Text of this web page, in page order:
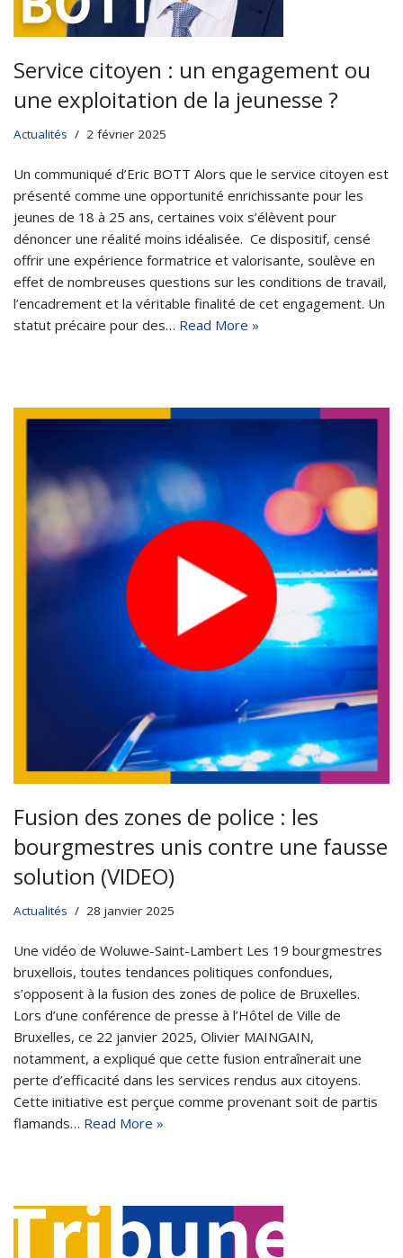
Service citoyen : un engagement ou
une exploitation de la jeunesse ?
Actualités 2 février 2025
Un communiqué d’Eric BOTT Alors que le service citoyen est
présenté comme une opportunité enrichissante pour les
jeunes de 18 à 25 ans, certaines voix s’élèvent pour
dénoncer une réalité moins idéalisée. Ce dispositif, censé
offrir une expérience formatrice et valorisante, soulève en
effet de nombreuses questions sur les conditions de travail,
l’encadrement et la véritable finalité de cet engagement. Un
statut précaire pour des… Read More »
Fusion des zones de police : les
bourgmestres unis contre une fausse
solution (VIDEO)
Actualités 28 janvier 2025
Une vidéo de Woluwe-Saint-Lambert Les 19 bourgmestres
bruxellois, toutes tendances politiques confondues,
s’opposent à la fusion des zones de police de Bruxelles.
Lors d’une conférence de presse à l’Hôtel de Ville de
Bruxelles, ce 22 janvier 2025, Olivier MAINGAIN,
notamment, a expliqué que cette fusion entraînerait une
perte d’efficacité dans les services rendus aux citoyens.
Cette initiative est perçue comme provenant soit de partis
flamands… Read More »